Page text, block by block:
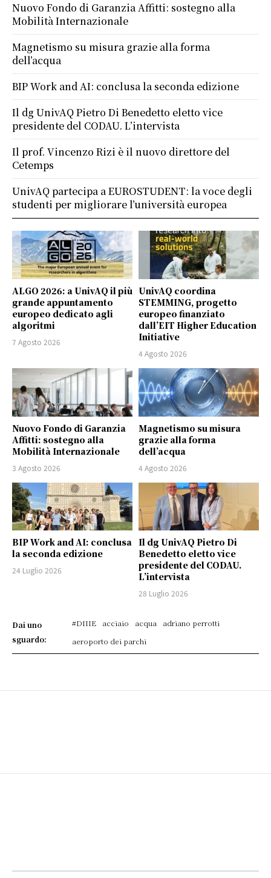
ALGO 2026: a UnivAQ il più
grande appuntamento
europeo dedicato agli
algoritmi
7 Agosto 2026
UnivAQ coordina
STEMMING, progetto
europeo finanziato
dall’EIT Higher Education
Initiative
4 Agosto 2026
Nuovo Fondo di Garanzia
Affitti: sostegno alla
Mobilità Internazionale
3 Agosto 2026
Magnetismo su misura
grazie alla forma
dell’acqua
4 Agosto 2026
BIP Work and AI: conclusa
la seconda edizione
24 Luglio 2026
Il dg UnivAQ Pietro Di
Benedetto eletto vice
presidente del CODAU.
L’intervista
28 Luglio 2026
Dai uno
sguardo:
#DIIIE acciaio acqua
adriano perrotti
aeroporto dei parchi
Nuovo Fondo di Garanzia Affitti: sostegno alla
Mobilità Internazionale
Magnetismo su misura grazie alla forma
dell’acqua
BIP Work and AI: conclusa la seconda edizione
Il dg UnivAQ Pietro Di Benedetto eletto vice
presidente del CODAU. L’intervista
Il prof. Vincenzo Rizi è il nuovo direttore del
Cetemps
UnivAQ partecipa a EUROSTUDENT: la voce degli
studenti per migliorare l’università europea